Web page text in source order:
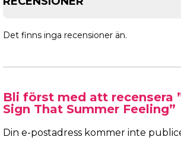
Det finns inga recensioner än.
Bli först med att recensera
Sign That Summer Feeling”
Din e-postadress kommer inte